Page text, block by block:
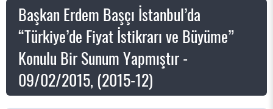
Başkan Erdem Başçı İstanbul’da
“Türkiye’de Fiyat İstikrarı ve Büyüme”
Konulu Bir Sunum Yapmıştır -
09/02/2015, (2015-12)